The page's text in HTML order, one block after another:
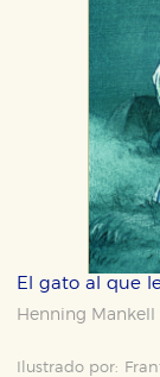
El gato al que
Henning Mankell
Ilustrado por: